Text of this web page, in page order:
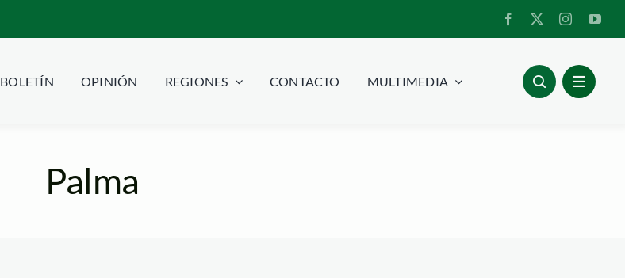
BOLETÍN OPINIÓN REGIONES CONTACTO MULTIMEDIA
Palma